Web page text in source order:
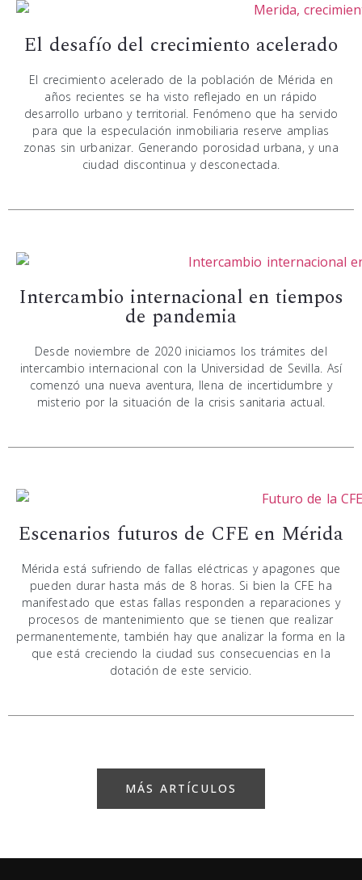
El desafío del crecimiento acelerado
El crecimiento acelerado de la población de Mérida en
años recientes se ha visto reflejado en un rápido
desarrollo urbano y territorial. Fenómeno que ha servido
para que la especulación inmobiliaria reserve amplias
zonas sin urbanizar. Generando porosidad urbana, y una
ciudad discontinua y desconectada.
Intercambio internacional en tiempos
de pandemia
Desde noviembre de 2020 iniciamos los trámites del
intercambio internacional con la Universidad de Sevilla. Así
comenzó una nueva aventura, llena de incertidumbre y
misterio por la situación de la crisis sanitaria actual.
Escenarios futuros de CFE en Mérida
Mérida está sufriendo de fallas eléctricas y apagones que
pueden durar hasta más de 8 horas. Si bien la CFE ha
manifestado que estas fallas responden a reparaciones y
procesos de mantenimiento que se tienen que realizar
permanentemente, también hay que analizar la forma en la
que está creciendo la ciudad sus consecuencias en la
dotación de este servicio.
MÁS ARTÍCULOS